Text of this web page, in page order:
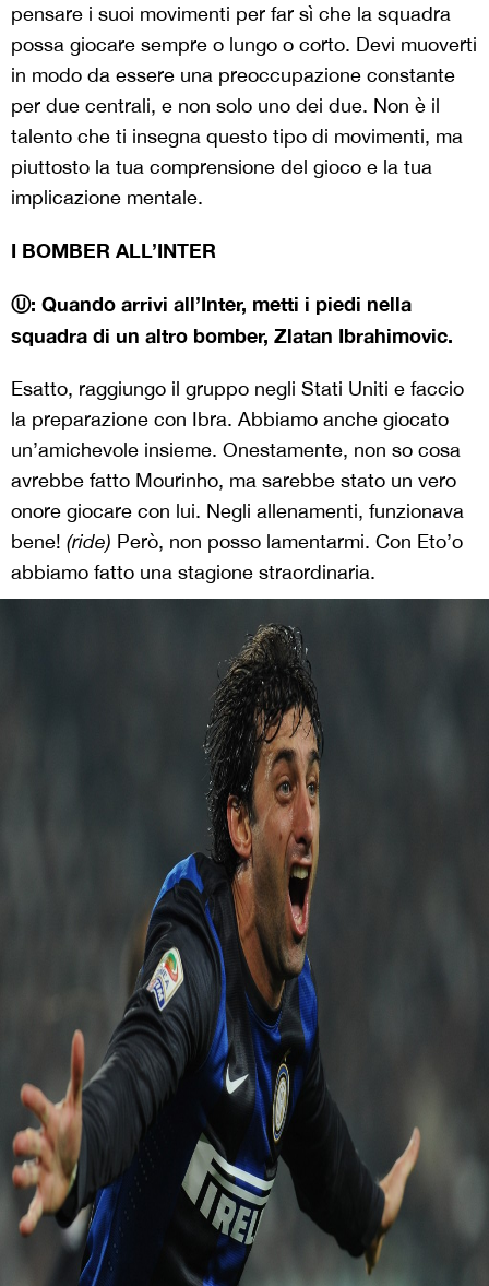
pensare i suoi movimenti per far sì che la squadra
possa giocare sempre o lungo o corto. Devi muoverti
in modo da essere una preoccupazione constante
per due centrali, e non solo uno dei due. Non è il
talento che ti insegna questo tipo di movimenti, ma
piuttosto la tua comprensione del gioco e la tua
implicazione mentale.
I BOMBER ALL’INTER
Ⓤ: Quando arrivi all’Inter, metti i piedi nella
squadra di un altro bomber, Zlatan Ibrahimovic.
Esatto, raggiungo il gruppo negli Stati Uniti e faccio
la preparazione con Ibra. Abbiamo anche giocato
un’amichevole insieme. Onestamente, non so cosa
avrebbe fatto Mourinho, ma sarebbe stato un vero
onore giocare con lui. Negli allenamenti, funzionava
bene! (ride) Però, non posso lamentarmi. Con Eto’o
abbiamo fatto una stagione straordinaria.